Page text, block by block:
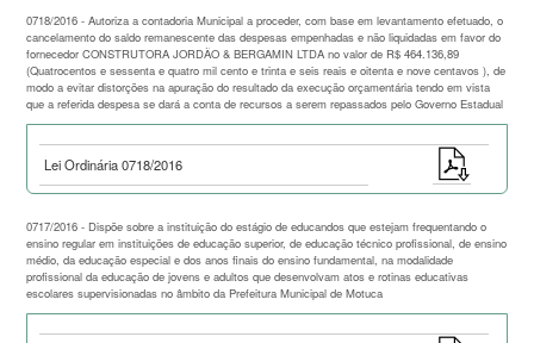
0718/2016 - Autoriza a contadoria Municipal a proceder, com base em levantamento efetuado, o
cancelamento do saldo remanescente das despesas empenhadas e não liquidadas em favor do
fornecedor CONSTRUTORA JORDÃO & BERGAMIN LTDA no valor de R$ 464.136,89
(Quatrocentos e sessenta e quatro mil cento e trinta e seis reais e oitenta e nove centavos ), de
modo a evitar distorções na apuração do resultado da execução orçamentária tendo em vista
que a referida despesa se dará a conta de recursos a serem repassados pelo Governo Estadual
Lei Ordinária 0718/2016
0717/2016 - Dispõe sobre a instituição do estágio de educandos que estejam frequentando o
ensino regular em instituições de educação superior, de educação técnico profissional, de ensino
médio, da educação especial e dos anos finais do ensino fundamental, na modalidade
profissional da educação de jovens e adultos que desenvolvam atos e rotinas educativas
escolares supervisionadas no âmbito da Prefeitura Municipal de Motuca